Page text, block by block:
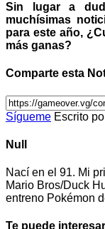
Sin lugar a
muchísimas
para este año,
más ganas?
Comparte esta
Sígueme Escrito
Null
Nací en el 91. Mi
Mario Bros/Duck
entreno Pokémon
Te puede